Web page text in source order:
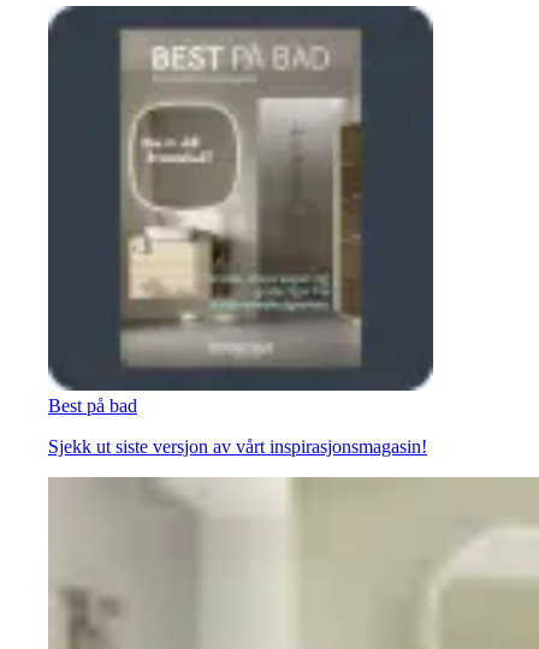
Best på bad
Sjekk ut siste versjon av vårt inspirasjonsmagasin!